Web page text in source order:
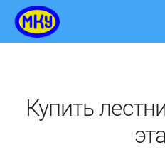
Купить